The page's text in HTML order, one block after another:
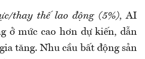
thay thế lao động (5%), AI
ở mức cao hơn dự kiến, dẫn
tăng. Nhu cầu bất động sản